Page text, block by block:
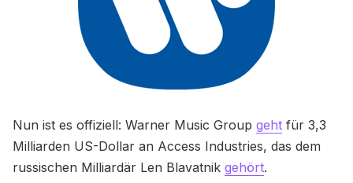
Nun ist es offiziell: Warner Music Group geht für 3,3
Milliarden US-Dollar an Access Industries, das dem
russischen Milliardär Len Blavatnik gehört.